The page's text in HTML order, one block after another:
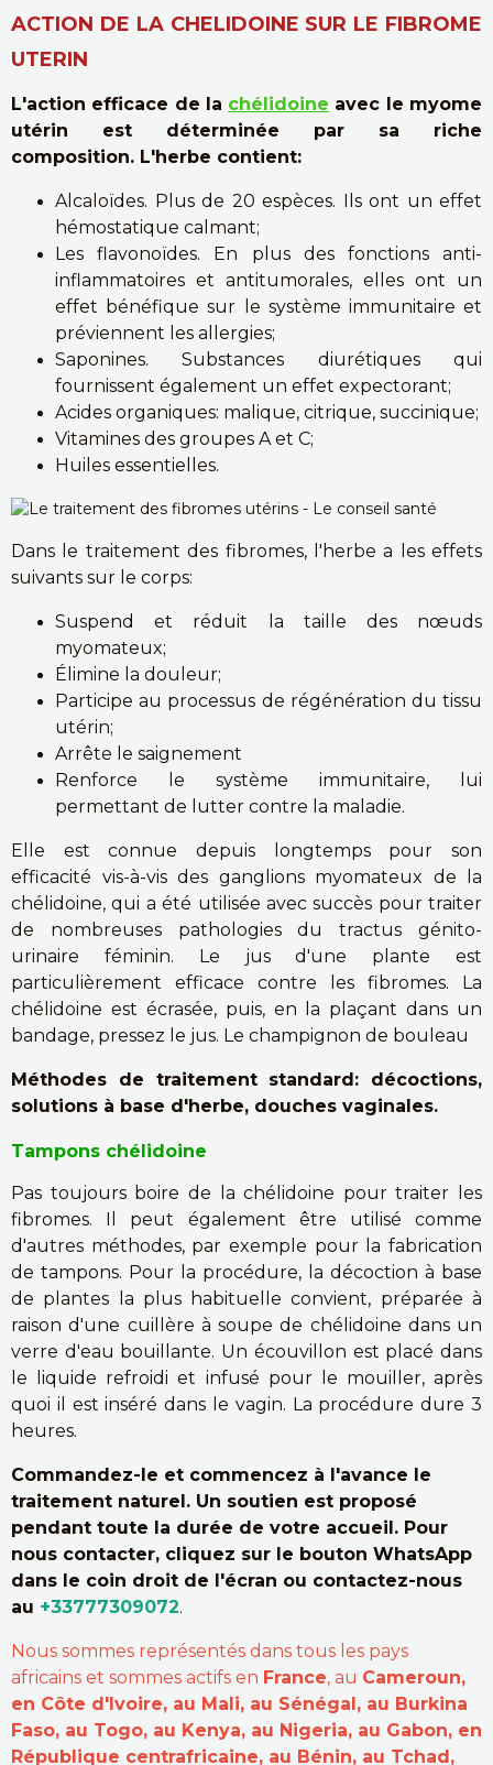
ACTION DE LA CHELIDOINE SUR LE FIBROME
UTERIN
L'action efficace de la chélidoine avec le myome
utérin est déterminée par sa riche
composition. L'herbe contient:
Alcaloïdes. Plus de 20 espèces. Ils ont un effet
hémostatique calmant;
Les flavonoïdes. En plus des fonctions anti-
inflammatoires et antitumorales, elles ont un
effet bénéfique sur le système immunitaire et
préviennent les allergies;
Saponines. Substances diurétiques qui
fournissent également un effet expectorant;
Acides organiques: malique, citrique, succinique;
Vitamines des groupes A et C;
Huiles essentielles.
Dans le traitement des fibromes, l'herbe a les effets
suivants sur le corps:
Suspend et réduit la taille des nœuds
myomateux;
Élimine la douleur;
Participe au processus de régénération du tissu
utérin;
Arrête le saignement
Renforce le système immunitaire, lui
permettant de lutter contre la maladie.
Elle est connue depuis longtemps pour son
efficacité vis-à-vis des ganglions myomateux de la
chélidoine, qui a été utilisée avec succès pour traiter
de nombreuses pathologies du tractus génito-
urinaire féminin. Le jus d'une plante est
particulièrement efficace contre les fibromes. La
chélidoine est écrasée, puis, en la plaçant dans un
bandage, pressez le jus. Le champignon de bouleau
Méthodes de traitement standard: décoctions,
solutions à base d'herbe, douches vaginales.
Tampons chélidoine
Pas toujours boire de la chélidoine pour traiter les
fibromes. Il peut également être utilisé comme
d'autres méthodes, par exemple pour la fabrication
de tampons. Pour la procédure, la décoction à base
de plantes la plus habituelle convient, préparée à
raison d'une cuillère à soupe de chélidoine dans un
verre d'eau bouillante. Un écouvillon est placé dans
le liquide refroidi et infusé pour le mouiller, après
quoi il est inséré dans le vagin. La procédure dure 3
heures.
Commandez-le et commencez à l'avance le
traitement naturel. Un soutien est proposé
pendant toute la durée de votre accueil. Pour
nous contacter, cliquez sur le bouton WhatsApp
dans le coin droit de l'écran ou contactez-nous
au +33777309072.
Nous sommes représentés dans tous les pays
africains et sommes actifs en France, au Cameroun,
en Côte d'Ivoire, au Mali, au Sénégal, au Burkina
Faso, au Togo, au Kenya, au Nigeria, au Gabon, en
République centrafricaine, au Bénin, au Tchad,